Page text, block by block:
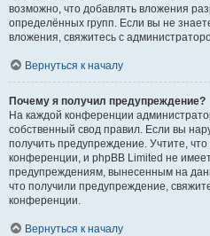
возможно, что добавлять вложения
определённых групп. Если вы не
вложения, свяжитесь с
Вернуться к началу
Почему я получил предупреждение?
На каждой конференции
собственный свод правил. Если вы
получить предупреждение. Учтите,
конференции, и phpBB Limited не
предупреждениям, вынесенным на
что получили предупреждение,
конференции.
Вернуться к началу